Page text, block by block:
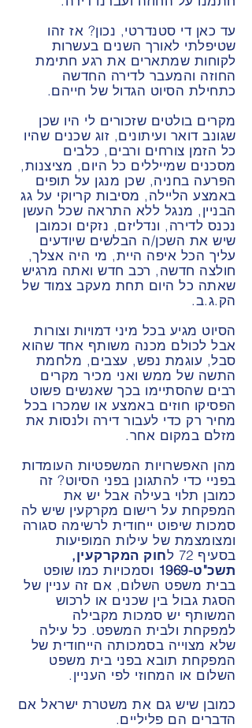
עד כאן די סטנדרטי, נכון? אז זהו
שטיפלתי לאורך השנים בעשרות
לקוחות שמתארים את רגע חתימת
החוזה והמעבר לדירה החדשה
כתחילת הסיוט הגדול של חייהם.
מקרים בולטים שזכורים לי היו שכן
שגונב דואר ועיתונים, זוג שכנים שהיו
כל הזמן צורחים ורבים, כלבים
מסכנים שמייללים כל היום, מציצנות,
הפרעה בחניה, שכן מנגן על תופים
באמצע הליילה, מסיבות קריוקי על גג
הבניין, מנגל ללא התראה שכל העשן
נכנס לדירה, ונדליזם, נזקים וכמובן
שיש את השכן/ה הבלשים שיודעים
עליך הכל איפה היית, מי היה אצלך,
חולצה חדשה, רכב חדש ואתה מרגיש
שאתה כל היום תחת מעקב צמוד של
הק.ג.ב.
הסיוט מגיע בכל מיני דמויות וצורות
אבל לכולם מכנה משותף אחד שהוא
סבל, עוגמת נפש, עצבים, מלחמת
התשה של ממש ואני מכיר מקרים
רבים שהסתיימו בכך שאנשים פשוט
הפסיקו חוזים באמצע או שמכרו בכל
מחיר רק כדי לעבור דירה ולנסות את
מזלם במקום אחר.
מהן האפשרויות המשפטיות העומדות
בפניי כדי להתגונן בפני הסיוט? זה
כמובן תלוי בעילה אבל יש את
המפקחת על רישום מקרקעין שיש לה
סמכות שיפוט ייחודית לרשימה סגורה
ומצומצמת של עילות המופיעות
בסעיף 72 ל
חוק המקרקעין,
תשכ"ט-1969
וסמכויות כמו שופט
בבית משפט השלום, אם זה עניין של
הסגת גבול בין שכנים או לרכוש
המשותף יש סמכות מקבילה
למפקחת ולבית המשפט. כל עילה
שלא מצוייה בסמכותה הייחודית של
המפקחת תובא בפני בית משפט
השלום או המחוזי לפי העניין.
כמובן שיש גם את משטרת ישראל אם
הדברים הם פליליים.